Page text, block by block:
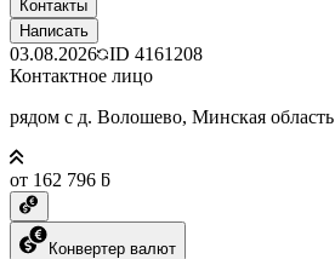
Контакты
Написать
03.08.2026 ID 4161208
Контактное лицо
рядом с д. Волошево, Минская область
от 162 796 ƃ
Конвертер валют